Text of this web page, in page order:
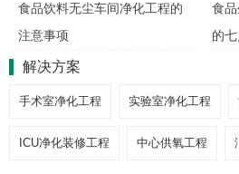
食品饮料无尘车间净化工程的
注意事项
食
的
解决方案
手术室净化工程 实验室净化工程
ICU净化装修工程 中心供氧工程